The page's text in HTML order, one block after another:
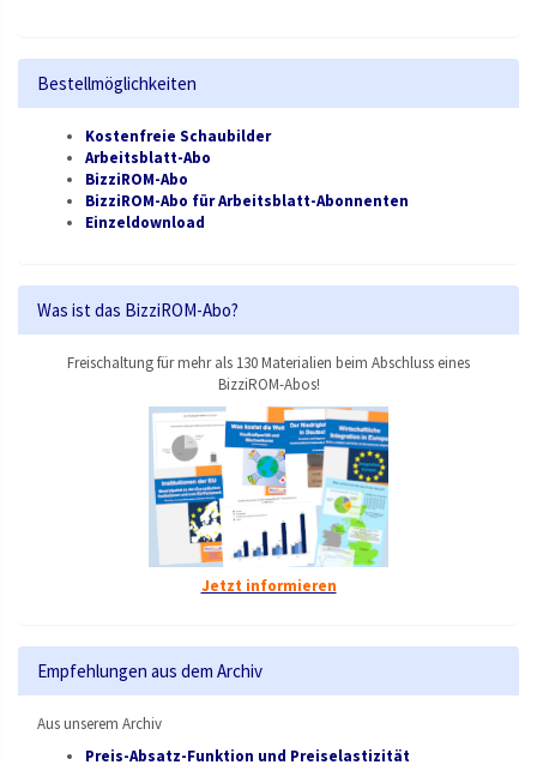
Bestellmöglichkeiten
Kostenfreie Schaubilder
Arbeitsblatt-Abo
BizziROM-Abo
BizziROM-Abo für Arbeitsblatt-Abonnenten
Einzeldownload
Was ist das BizziROM-Abo?
Freischaltung für mehr als 130 Materialien beim Abschluss eines
BizziROM-Abos!
Jetzt informieren
Empfehlungen aus dem Archiv
Aus unserem Archiv
Preis-Absatz-Funktion und Preiselastizität